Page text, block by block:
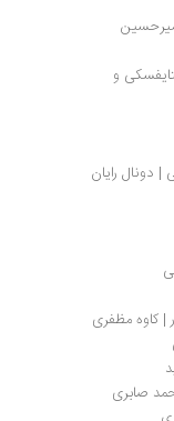
فضیلت فکری در کار دانشگاهی در گفت‌وگو با امیرحسین
چگونه باید در طول جنگ روسیه و اوکراین، داستایفسکی و
رایان